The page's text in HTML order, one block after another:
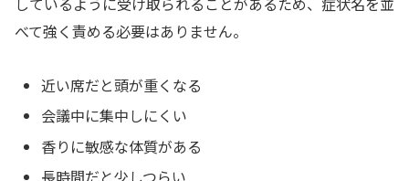
べて強く責める必要はありません。
近い席だと頭が重くなる
会議中に集中しにくい
香りに敏感な体質がある
長時間だと少しつらい